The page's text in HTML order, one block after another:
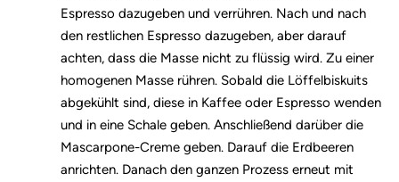
Espresso dazugeben und verrühren. Nach und nach
den restlichen Espresso dazugeben, aber darauf
achten, dass die Masse nicht zu flüssig wird. Zu einer
homogenen Masse rühren. Sobald die Löffelbiskuits
abgekühlt sind, diese in Kaffee oder Espresso wenden
und in eine Schale geben. Anschließend darüber die
Mascarpone-Creme geben. Darauf die Erdbeeren
anrichten. Danach den ganzen Prozess erneut mit